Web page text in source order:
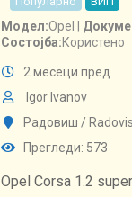
Модел Opel
Состојба Користено
2 месеци пред
Igor Ivanov
Радовиш / Radovis
Прегледи: 573
Opel Corsa 1.2